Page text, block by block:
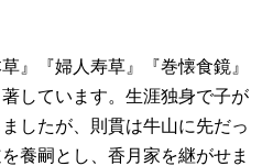
』『婦人寿草』『巻懐食鏡』
しています。生涯独身で子が
したが、則貫は牛山に先だっ
養嗣とし、香月家を継がせま